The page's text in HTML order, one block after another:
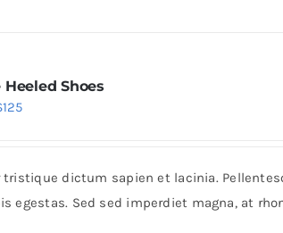
Heeled Shoes
125Price
through
$125
tristique dictum sapien et lacinia.
egestas. Sed sed imperdiet magna, at